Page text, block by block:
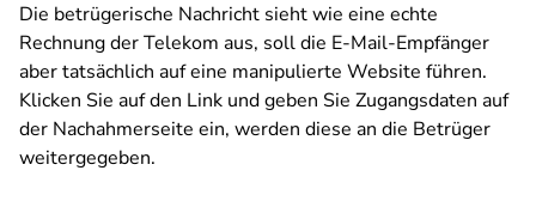
Die betrügerische Nachricht sieht wie eine echte
Rechnung der Telekom aus, soll die E-Mail-Empfänger
aber tatsächlich auf eine manipulierte Website führen.
Klicken Sie auf den Link und geben Sie Zugangsdaten auf
der Nachahmerseite ein, werden diese an die Betrüger
weitergegeben.